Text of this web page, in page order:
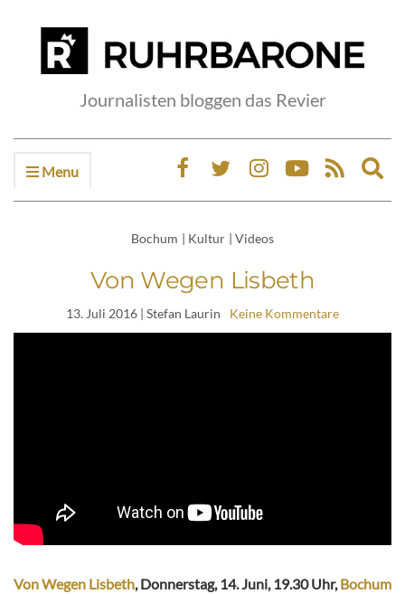
Journalisten bloggen das Revier
Menu
Bochum | Kultur | Videos
Von Wegen Lisbeth
13. Juli 2016 | Stefan Laurin Keine Kommentare
Von Wegen Lisbeth, Donnerstag, 14. Juni, 19.30 Uhr,Bochum